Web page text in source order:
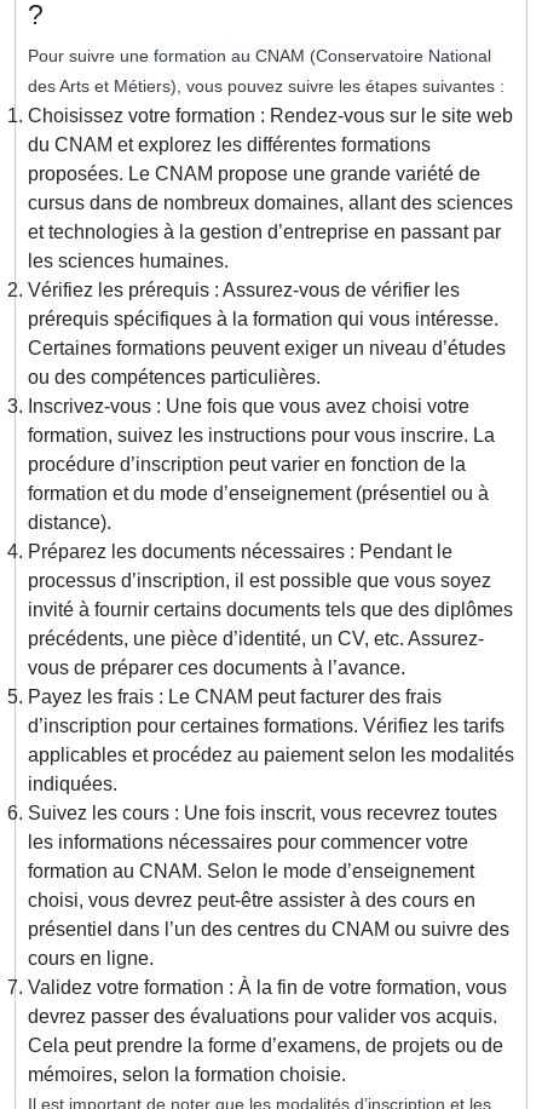
?
Pour suivre une formation au CNAM (Conservatoire National
des Arts et Métiers), vous pouvez suivre les étapes suivantes :
Choisissez votre formation : Rendez-vous sur le site web
du CNAM et explorez les différentes formations
proposées. Le CNAM propose une grande variété de
cursus dans de nombreux domaines, allant des sciences
et technologies à la gestion d’entreprise en passant par
les sciences humaines.
Vérifiez les prérequis : Assurez-vous de vérifier les
prérequis spécifiques à la formation qui vous intéresse.
Certaines formations peuvent exiger un niveau d’études
ou des compétences particulières.
Inscrivez-vous : Une fois que vous avez choisi votre
formation, suivez les instructions pour vous inscrire. La
procédure d’inscription peut varier en fonction de la
formation et du mode d’enseignement (présentiel ou à
distance).
Préparez les documents nécessaires : Pendant le
processus d’inscription, il est possible que vous soyez
invité à fournir certains documents tels que des diplômes
précédents, une pièce d’identité, un CV, etc. Assurez-
vous de préparer ces documents à l’avance.
Payez les frais : Le CNAM peut facturer des frais
d’inscription pour certaines formations. Vérifiez les tarifs
applicables et procédez au paiement selon les modalités
indiquées.
Suivez les cours : Une fois inscrit, vous recevrez toutes
les informations nécessaires pour commencer votre
formation au CNAM. Selon le mode d’enseignement
choisi, vous devrez peut-être assister à des cours en
présentiel dans l’un des centres du CNAM ou suivre des
cours en ligne.
Validez votre formation : À la fin de votre formation, vous
devrez passer des évaluations pour valider vos acquis.
Cela peut prendre la forme d’examens, de projets ou de
mémoires, selon la formation choisie.
Il est important de noter que les modalités d’inscription et les